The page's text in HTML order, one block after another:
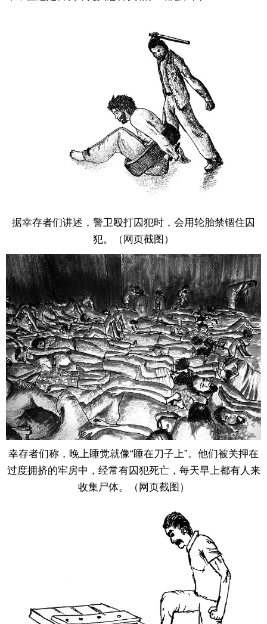
据幸存者们讲述，警卫殴打囚犯时，会用轮胎禁锢住囚
犯。（网页截图）
幸存者们称，晚上睡觉就像“睡在刀子上”。他们被关押在
过度拥挤的牢房中，经常有囚犯死亡，每天早上都有人来
收集尸体。（网页截图）